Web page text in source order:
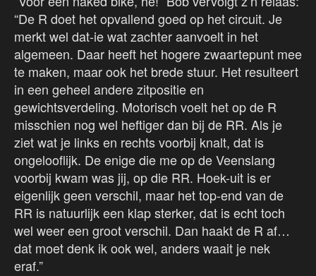
“De R doet het opvallend goed op het circuit. Je
merkt wel dat-ie wat zachter aanvoelt in het
algemeen. Daar heeft het hogere zwaartepunt mee
te maken, maar ook het brede stuur. Het resulteert
in een geheel andere zitpositie en
gewichtsverdeling. Motorisch voelt het op de R
misschien nog wel heftiger dan bij de RR. Als je
ziet wat je links en rechts voorbij knalt, dat is
ongelooflijk. De enige die me op de Veenslang
voorbij kwam was jij, op die RR. Hoek-uit is er
eigenlijk geen verschil, maar het top-end van de
RR is natuurlijk een klap sterker, dat is echt toch
wel weer een groot verschil. Dan haakt de R af…
dat moet denk ik ook wel, anders waait je nek
eraf.”